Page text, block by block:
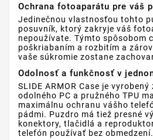
Ochrana fotoaparátu pre váš
Jedinečnou vlastnosťou tohto
posuvník, ktorý zakryje váš
nepoužívate. Týmto spôsobom
poškriabaním a rozbitím a
vaše súkromie zostane
Odolnosť a funkčnosť v
SLIDE ARMOR Case je
odolného PC a pružného TPU
maximálnu ochranu vášho
pádmi. Puzdro má tiež presné
konektory, tlačidlá a
telefón používať bez obmedzení.